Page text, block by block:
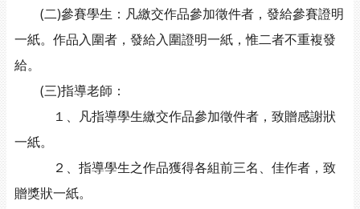
(二)參賽學生：凡繳交作品參加徵件者，發給參賽證明
一紙。作品入圍者，發給入圍證明一紙，惟二者不重複發
給。
(三)指導老師：
１、凡指導學生繳交作品參加徵件者，致贈感謝狀
一紙。
２、指導學生之作品獲得各組前三名、佳作者，致
贈獎狀一紙。